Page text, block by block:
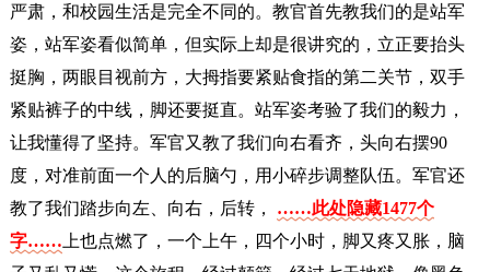
严肃，和校园生活是完全不同的。教官首先教我们的是站军
姿，站军姿看似简单，但实际上却是很讲究的，立正要抬头
挺胸，两眼目视前方，大拇指要紧贴食指的第二关节，双手
紧贴裤子的中线，脚还要挺直。站军姿考验了我们的毅力，
让我懂得了坚持。军官又教了我们向右看齐，头向右摆90
度，对准前面一个人的后脑勺，用小碎步调整队伍。军官还
教了我们踏步向左、向右，后转， ……此处隐藏1477个
字…… 上也点燃了，一个上午，四个小时，脚又疼又胀，脑